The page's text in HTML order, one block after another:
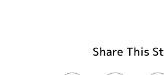
Share This